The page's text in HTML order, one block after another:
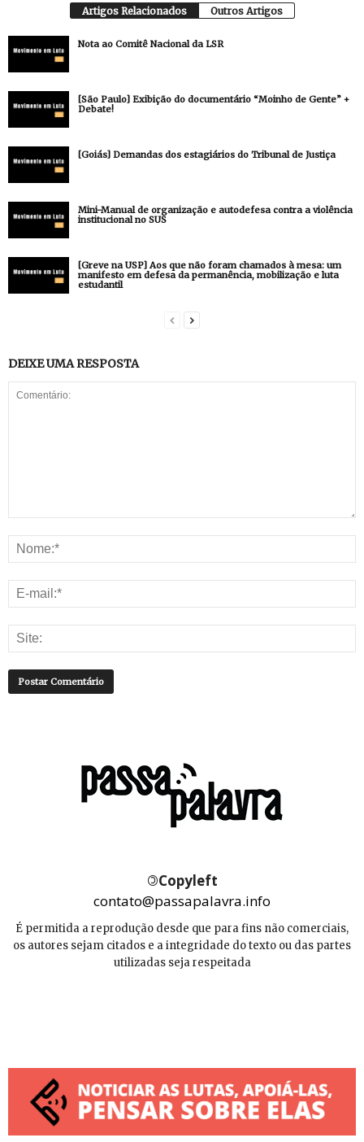
Artigos Relacionados Outros Artigos
Nota ao Comitê Nacional da LSR
[São Paulo] Exibição do documentário “Moinho de Gente” +
Debate!
[Goiás] Demandas dos estagiários do Tribunal de Justiça
Mini-Manual de organização e autodefesa contra a violência
institucional no SUS
[Greve na USP] Aos que não foram chamados à mesa: um
manifesto em defesa da permanência, mobilização e luta
estudantil
DEIXE UMA RESPOSTA
©Copyleft
contato@passapalavra.info
É permitida a reprodução desde que para fins não comerciais,
os autores sejam citados e a integridade do texto ou das partes
utilizadas seja respeitada